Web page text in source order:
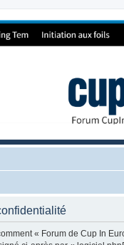
« Forum de Cup In